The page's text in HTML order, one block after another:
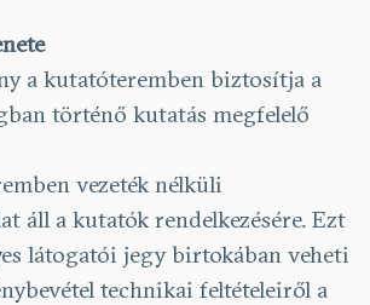
a kutatóteremben biztosítja a
történő kutatás megfelelő
vezeték nélküli
áll a kutatók rendelkezésére. Ezt
látogatói jegy birtokában veheti
technikai feltételeiről a